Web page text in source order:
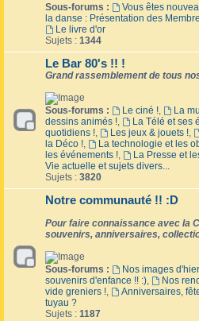
Sous-forums : Vous êtes
la danse : Présentation des
Le livre d'or
Sujets : 1344
Le Bar 80's !! !
Grand rassemblement de tous
Sous-forums : Le ciné !, La
dessins animés !, La Télé et ses
quotidiens !, Les jeux & jouets !,
la Déco !, La technologie et les
les événements !, La Presse et
Vie actuelle et sujets divers...
Sujets : 3820
Notre communauté !! :D
Pour faire connaissance avec la
souvenirs, anniversaires,
Sous-forums : Nos images
souvenirs d'enfance !! :), Nos
vide greniers !, Anniversaires,
tuyau ?
Sujets : 1187